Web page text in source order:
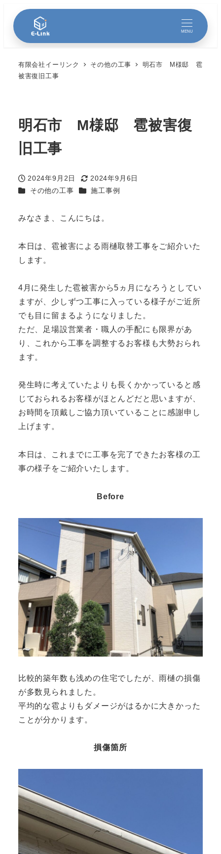
MENU
有限会社イーリンク その他の工事
明石市 M様邸 雹
被害復旧工事
明石市 M様邸 雹被害復
旧工事
投稿日
2024年9月2日
更新日
2024年9月6日
カテゴリー
その他の工事 カテゴリー
施工事例
みなさま、こんにちは。
本日は、雹被害による雨樋取替工事をご紹介いた
します。
4月に発生した雹被害から5ヵ月になろうとしてい
ますが、少しずつ工事に入っている様子がご近所
でも目に留まるようになりました。
ただ、足場設営業者・職人の手配にも限界があ
り、これから工事を調整するお客様も大勢おられ
ます。
発生時に考えていたよりも長くかかっていると感
じておられるお客様がほとんどだと思いますが、
お時間を頂戴しご協力頂いていることに感謝申し
上げます。
本日は、これまでに工事を完了できたお客様の工
事の様子をご紹介いたします。
Before
比較的築年数も浅めの住宅でしたが、雨樋の損傷
が多数見られました。
平均的な雹よりもダメージがはるかに大きかった
ことが分かります。
損傷箇所